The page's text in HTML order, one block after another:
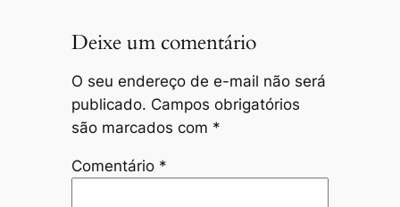
Deixe um comentário
O seu endereço de e-mail não será
publicado. Campos obrigatórios
são marcados com *
Comentário *